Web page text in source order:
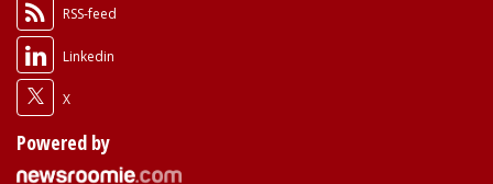
RSS-feed
Linkedin
X
Powered by